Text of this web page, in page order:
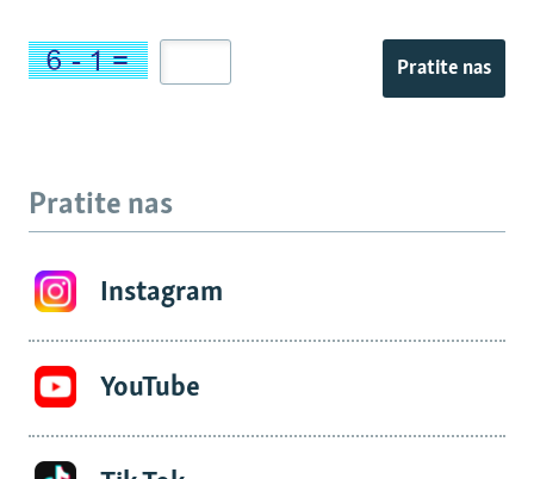
Pratite nas
Pratite nas
Instagram
YouTube